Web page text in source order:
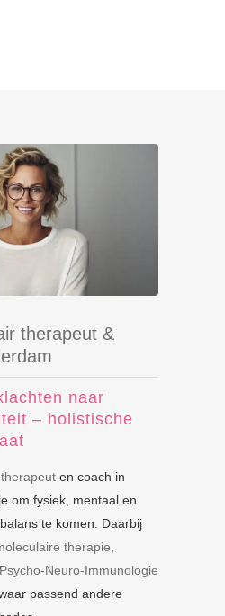
therapeut &
naar
– holistische
en coach in
om fysiek, mentaal en
te komen. Daarbij
therapie
Neuro-Immunologie
passend andere